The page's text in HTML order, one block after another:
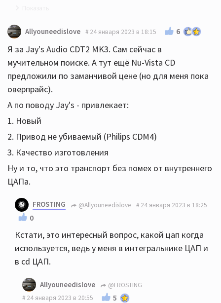
51xr ый новый один есть за вменяемые деньги, но
отзывы по ним больно уж противоречивые
Allyouneedislove 24 января 2023 в 18:15 6
Я за Jay's Audio CDT2 MK3. Сам сейчас в
мучительном поиске. А тут ещё Nu-Vista CD
предложили по заманчивой цене (но для меня пока
оверпрайс).
А по поводу Jay's - привлекает:
1. Новый
2. Привод не убиваемый (Philips CDM4)
3. Качество изготовления
Ну и то, что это транспорт без помех от внутреннего
ЦАПа.
FROSTING @Allyouneedislove 24 января 2023 в 18:25
0
Кстати, это интересный вопрос, какой цап когда
используется, ведь у меня в интегральнике ЦАП и
в cd ЦАП.
Allyouneedislove
@FROSTING
24 января 2023 в 20:55
5